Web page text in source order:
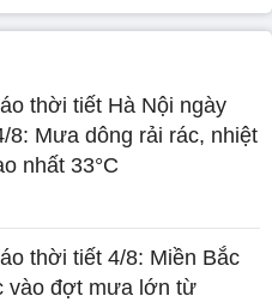
thời tiết Hà Nội ngày
8: Mưa dông rải rác, nhiệt
nhất 33°C
thời tiết 4/8: Miền Bắc
vào đợt mưa lớn từ